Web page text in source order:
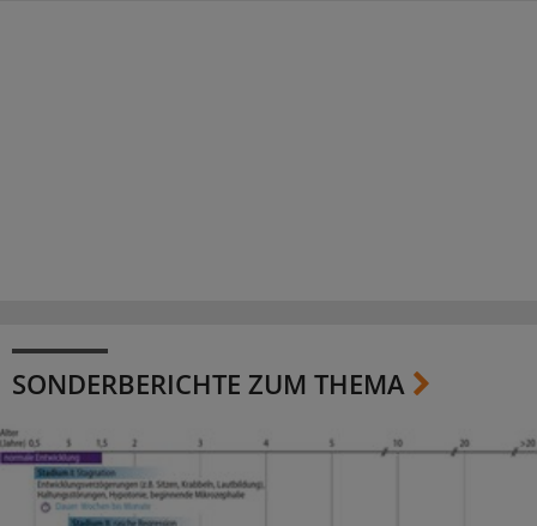
SONDERBERICHTE ZUM THEMA